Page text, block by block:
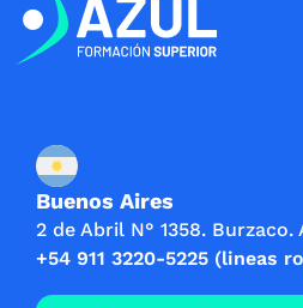
Buenos Aires
2 de Abril N° 1358. Burzaco.
+54 911 3220-5225 (lineas